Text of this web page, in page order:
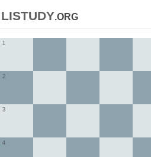
listudy.org
1
2
3
4